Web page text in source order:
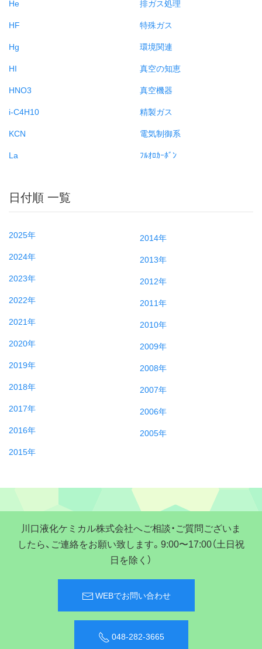
He
HF
Hg
HI
HNO3
i-C4H10
KCN
La
排ガス処理
特殊ガス
環境関連
真空の知恵
真空機器
精製ガス
電気制御系
ﾌﾙｵﾛｶｰﾎﾞﾝ
日付順 一覧
2025年
2024年
2023年
2022年
2021年
2020年
2019年
2018年
2017年
2016年
2015年
2014年
2013年
2012年
2011年
2010年
2009年
2008年
2007年
2006年
2005年
川口液化ケミカル株式会社へご相談・ご質問ございま
したら、ご連絡をお願い致します。9:00〜17:00（土日祝
日を除く）
WEBでお問い合わせ
048-282-3665